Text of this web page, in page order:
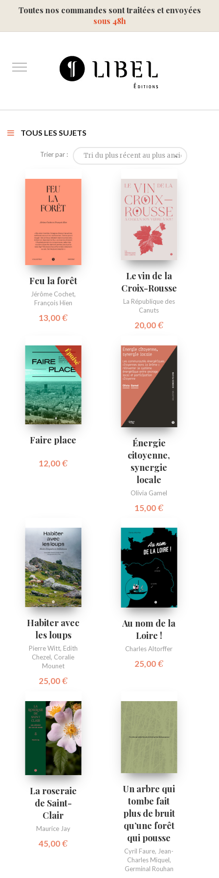
Toutes nos commandes sont traitées et envoyées
sous 48h
TOUS LES SUJETS
Trier par : Tri du plus récent au plus ancien
Feu la forêt
Jérôme Cochet,
François Hien
13,00€
Le vin de la
Croix-Rousse
La République des
Canuts
20,00€
Faire place
12,00€
Énergie
citoyenne,
synergie
locale
Olivia Gamel
15,00€
Habiter avec
les loups
Pierre Witt, Edith
Chezel, Coralie
Mounet
25,00€
Au nom de la
Loire !
Charles Altorffer
25,00€
La roseraie
de Saint-
Clair
Maurice Jay
45,00€
Un arbre qui
tombe fait
plus de bruit
qu’une forêt
qui pousse
Cyril Faure, Jean-
Charles Miquel,
Germinal Rouhan